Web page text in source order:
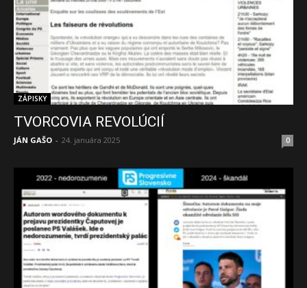
ZÁPISKY
TVORCOVIA REVOLÚCIÍ
JÁN GAŠO - 24. januára 2025 0